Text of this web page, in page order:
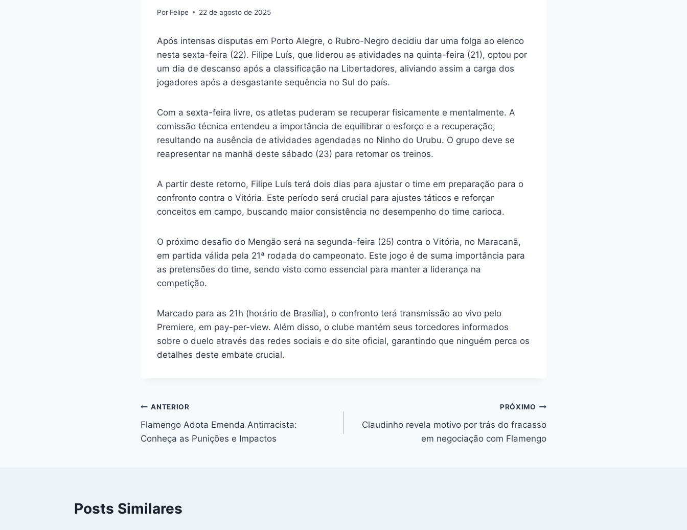
Por Felipe 22 de agosto de 2025
Após intensas disputas em Porto Alegre, o Rubro-Negro decidiu dar uma folga ao elenco
nesta sexta-feira (22). Filipe Luís, que liderou as atividades na quinta-feira (21), optou por
um dia de descanso após a classificação na Libertadores, aliviando assim a carga dos
jogadores após a desgastante sequência no Sul do país.
Com a sexta-feira livre, os atletas puderam se recuperar fisicamente e mentalmente. A
comissão técnica entendeu a importância de equilibrar o esforço e a recuperação,
resultando na ausência de atividades agendadas no Ninho do Urubu. O grupo deve se
reapresentar na manhã deste sábado (23) para retomar os treinos.
A partir deste retorno, Filipe Luís terá dois dias para ajustar o time em preparação para o
confronto contra o Vitória. Este período será crucial para ajustes táticos e reforçar
conceitos em campo, buscando maior consistência no desempenho do time carioca.
O próximo desafio do Mengão será na segunda-feira (25) contra o Vitória, no Maracanã,
em partida válida pela 21ª rodada do campeonato. Este jogo é de suma importância para
as pretensões do time, sendo visto como essencial para manter a liderança na
competição.
Marcado para as 21h (horário de Brasília), o confronto terá transmissão ao vivo pelo
Premiere, em pay-per-view. Além disso, o clube mantém seus torcedores informados
sobre o duelo através das redes sociais e do site oficial, garantindo que ninguém perca os
detalhes deste embate crucial.
Navegação
de
ANTERIOR
Flamengo Adota Emenda Antirracista:
Conheça as Punições e Impactos
PRÓXIMO
Claudinho revela motivo por trás do fracasso
em negociação com Flamengo
Posts Similares